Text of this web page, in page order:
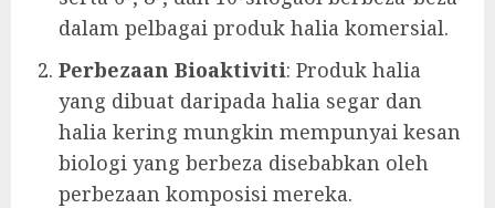
dalam pelbagai produk halia komersial.
Perbezaan Bioaktiviti: Produk halia
yang dibuat daripada halia segar dan
halia kering mungkin mempunyai kesan
biologi yang berbeza disebabkan oleh
perbezaan komposisi mereka.